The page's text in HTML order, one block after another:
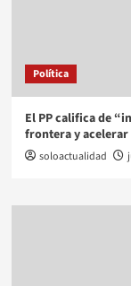
Política
El PP califica de
frontera y acelerar
soloactualidad